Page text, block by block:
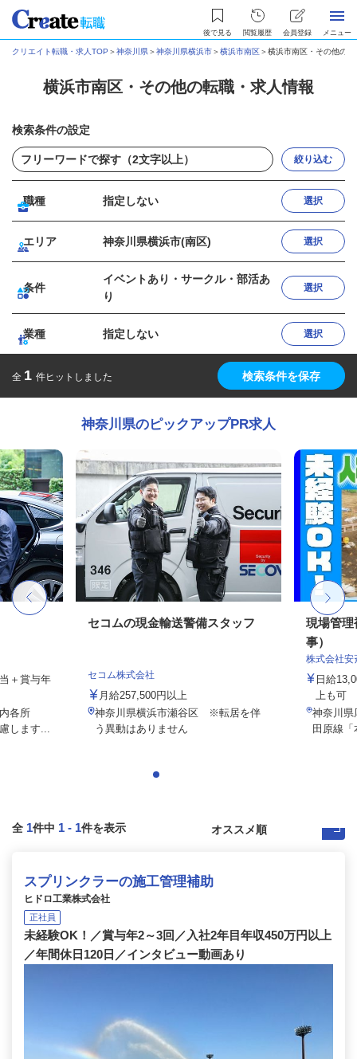
後で見る 閲覧履歴 会員登録 メニュー
クリエイト転職・求人TOP ＞神奈川県＞神奈川県横浜市＞横浜市南区＞横浜市南区・その他の
横浜市南区・その他の転職・求人情報
検索条件の設定
絞り込む
職種 指定しない 選択
エリア 神奈川県横浜市(南区) 選択
条件
イベントあり・サークル・部活あ
り
選択
業種 指定しない 選択
全 1 件ヒットしました 検索条件を保存
神奈川県のピックアップPR求人
＋賞与年
内各所
します...
セコムの現金輸送警備スタッフ
セコム株式会社
月給257,500円以上
神奈川県横浜市瀬谷区 ※転居を伴
う異動はありません
現場管理
事）
株式会社安
日給
上も可
神奈川県
田原線
全 1件中 1 - 1件を表示
スプリンクラーの施工管理補助
ヒドロ工業株式会社
正社員
未経験OK！／賞与年2～3回／入社2年目年収450万円以上
／年間休日120日／インタビュー動画あり